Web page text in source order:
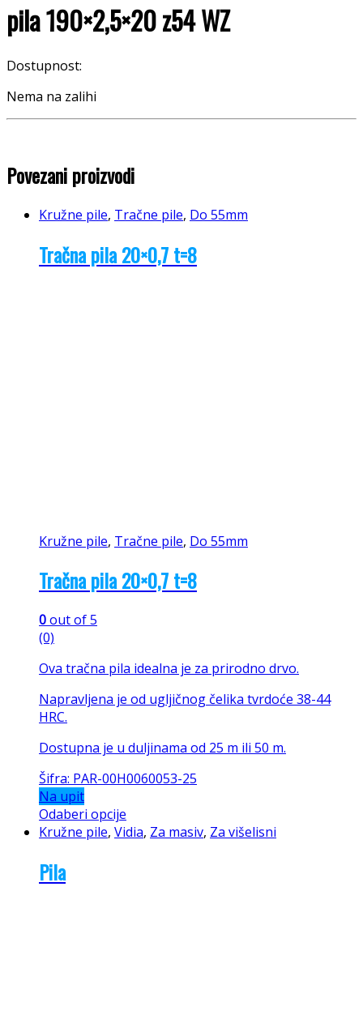
pila 190×2,5×20 z54 WZ
Dostupnost:
Nema na zalihi
Povezani proizvodi
Kružne pile, Tračne pile, Do 55mm
Tračna pila 20×0,7 t=8
Kružne pile, Tračne pile, Do 55mm
Tračna pila 20×0,7 t=8
0out of 5
(0)
Ova tračna pila idealna je za prirodno drvo.
Napravljena je od ugljičnog čelika tvrdoće 38-44
HRC.
Dostupna je u duljinama od 25 m ili 50 m.
Šifra: PAR-00H0060053-25
Na upit
Odaberi opcije
Kružne pile, Vidia, Za masiv, Za višelisni
Pila